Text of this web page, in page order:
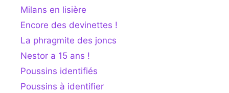
Milans en lisière
Encore des devinettes !
La phragmite des joncs
Nestor a 15 ans !
Poussins identifiés
Poussins à identifier